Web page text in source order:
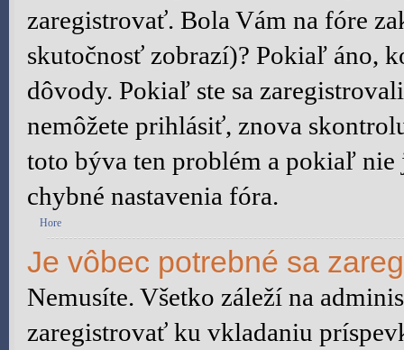
zaregistrovať. Bola Vám na fóre
skutočnosť zobrazí)? Pokiaľ áno,
dôvody. Pokiaľ ste sa
nemôžete prihlásiť, znova
toto býva ten problém a pokiaľ
chybné nastavenia fóra.
Hore
Je vôbec potrebné sa
Nemusíte. Všetko záleží na
zaregistrovať ku vkladaniu